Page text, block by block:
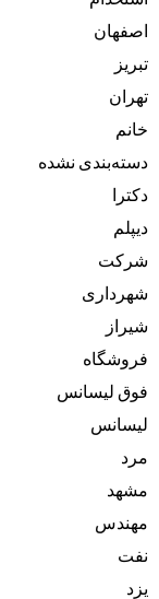
اصفهان
تبریز
تهران
خانم
دسته‌بندی نشده
دکترا
دیپلم
شرکت
شهرداری
شیراز
فروشگاه
فوق لیسانس
لیسانس
مرد
مشهد
مهندس
نفت
یزد